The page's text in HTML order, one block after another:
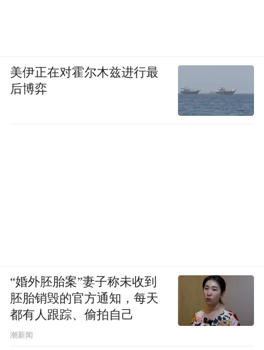
美伊正在对霍尔木兹进行最
后博弈
“婚外胚胎案”妻子称未收到
胚胎销毁的官方通知，每天
都有人跟踪、偷拍自己
潮新闻